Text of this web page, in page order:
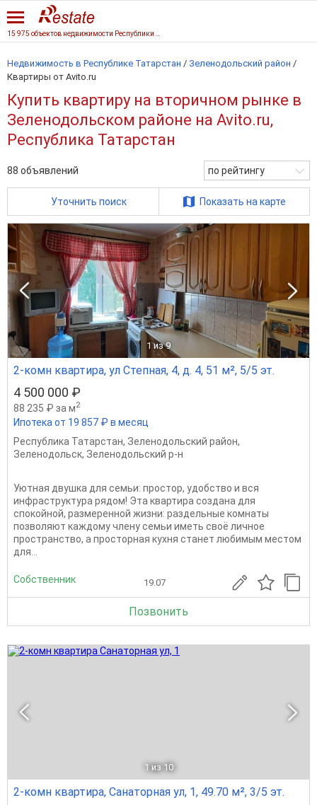
Недвижимость в Республике Татарстан / Зеленодольский район /
Квартиры от Avito.ru
Купить квартиру на вторичном рынке в
Зеленодольском районе на Avito.ru,
Республика Татарстан
88 объявлений по рейтингу
Уточнить поиск Показать на карте
1 из 9
2-комн квартира, ул Степная, 4, д. 4, 51 м², 5/5 эт.
4 500 000 ₽
88 235 ₽ за м2
Ипотека от 19 857 ₽ в месяц
Республика Татарстан, Зеленодольский район,
Зеленодольск, Зеленодольский р-н
Уютная двушка для семьи: простор, удобство и вся
инфраструктура рядом! Эта квартира создана для
спокойной, размеренной жизни: раздельные комнаты
позволяют каждому члену семьи иметь своё личное
пространство, а просторная кухня станет любимым местом
для...
Собственник 19.07
Позвонить
1 из 10
2-комн квартира, Санаторная ул, 1, 49.70 м², 3/5 эт.